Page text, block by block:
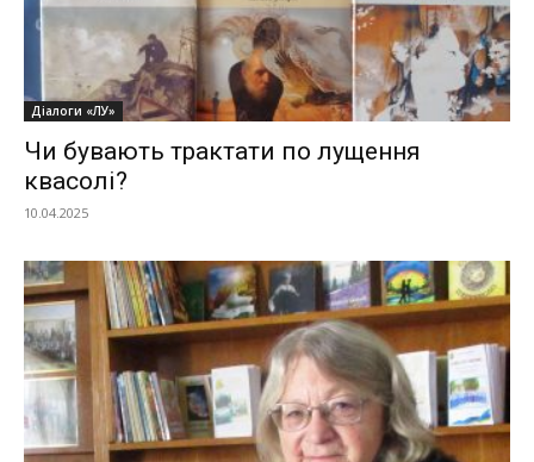
Діалоги «ЛУ»
Чи бувають трактати по лущення
квасолі?
10.04.2025